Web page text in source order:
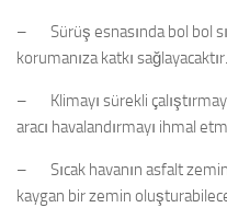
– Sürüş esnasında bol bol
korumanıza katkı sağlayacaktır.
– Klimayı sürekli
aracı havalandırmayı ihmal
– Sıcak havanın asfalt
kaygan bir zemin